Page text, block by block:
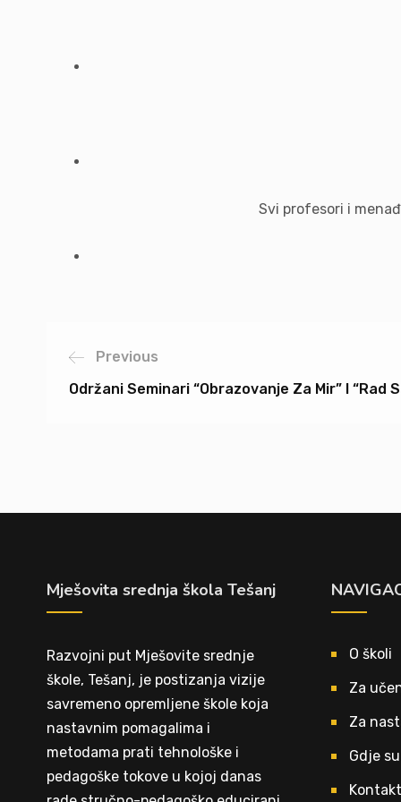
Svi profesori i
Previous
Održani Seminari “Obrazovanje Za Mir” I “Rad
Mješovita srednja škola Tešanj
Razvojni put Mješovite srednje
škole, Tešanj, je postizanja vizije
savremeno opremljene škole koja
nastavnim pomagalima i
metodama prati tehnološke i
pedagoške tokove u kojoj danas
O školi
Za
Za
Gdje
Kontakt